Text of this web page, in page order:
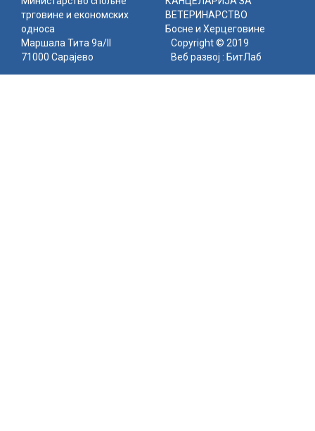
трговине и економских
односа
ВЕТЕРИНАРСТВО
Босне и Херцеговине
Маршала Тита 9а/II
71000 Сарајево
Copyright © 2019
Веб развој : БитЛаб